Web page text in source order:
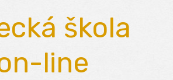
škola
line